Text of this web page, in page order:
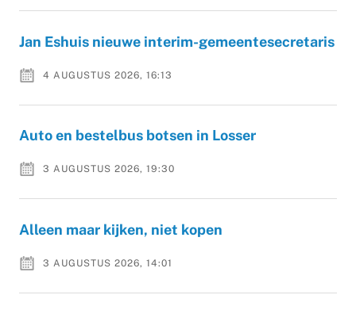
Jan Eshuis nieuwe interim-gemeentesecretaris
4 AUGUSTUS 2026, 16:13
Auto en bestelbus botsen in Losser
3 AUGUSTUS 2026, 19:30
Alleen maar kijken, niet kopen
3 AUGUSTUS 2026, 14:01